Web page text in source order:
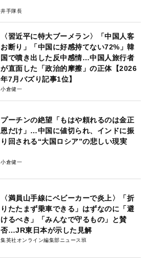
井手隊長
〈習近平に特大ブーメラン〉「中国人客
お断り」「中国に好感持てない72%」韓
国で噴き出した反中感情…中国人旅行者
が直面した「政治的摩擦」の正体【2026
年7月バズり記事1位】
小倉健一
プーチンの絶望「もはや頼れるのは金正
恩だけ」…中国に値切られ、インドに振
り回される“大国ロシア”の悲しい現実
小倉健一
〈満員山手線にベビーカーで炎上〉「折
りたたまず乗車できる」はずなのに「避
けるべき」「みんなで守るもの」と賛
否…JR東日本が示した見解
集英社オンライン編集部ニュース班